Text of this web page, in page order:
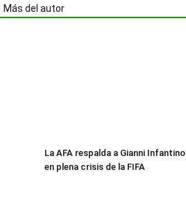
Más del autor
La AFA respalda a Gianni Infantino
en plena crisis de la FIFA